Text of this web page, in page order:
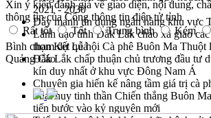
2021 - 2030
Đẩy mạnh tín dụng ngân hàng khu vực
Lãnh đạo tỉnh Đắk Lắk chào xã giao
tham dự Lễ hội Cà phê Buôn Ma Thuột
Đắk Lắk chấp thuận chủ trương đầu tư
kín duy nhất ở khu vực Đông Nam Á
Chuyên gia hiến kế nâng tầm giá trị cà
Phát huy tinh thần Chiến thắng Buôn
tiến bước vào kỷ nguyên mới
Xin ý kiến đánh giá về giao diện, nội dung,
thông tin của Cổng thông tin điện tử tỉnh
Rất tốt
Tốt Trung bình Kém
Bình chọnKết quả
Quảng Cáo